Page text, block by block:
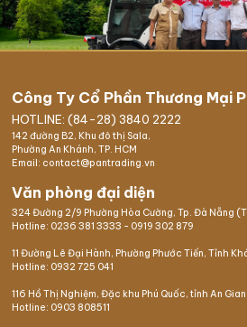
Công Ty Cổ Phần Thương Mại
HOTLINE: (84-28) 3840 2222
142 đường B2, Khu đô thị Sala,
Phường An Khánh, TP. HCM
Email: contact@pantrading.vn
Văn phòng đại diện
324 Đường 2/9 Phường Hòa Cường, Tp. Đà Nẵng
Hotline: 0236 381 3333 - 0919 302 879
11 Đường Lê Đại Hành, Phường Phước Tiến, Tỉnh
Hotline: 0932 725 041
116 Hồ Thị Nghiệm, Đặc khu Phú Quốc, tỉnh An
Hotline: 0903 808511